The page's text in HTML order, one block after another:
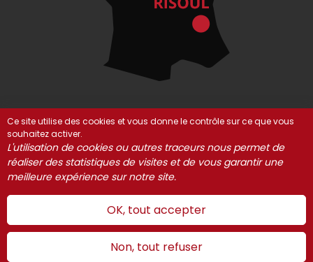
© Risoul 2021-2025 Mentions Légales
Partenaires
Gestion des cookies
Ce site utilise des cookies et vous donne le contrôle sur ce que vous
souhaitez activer.
L'utilisation de cookies ou autres traceurs nous permet de
réaliser des statistiques de visites et de vous garantir une
meilleure expérience sur notre site.
OK, tout accepter
Non, tout refuser